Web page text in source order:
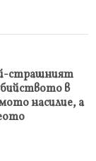
страшният
в
насилие, а